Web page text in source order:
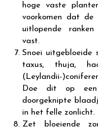
hoge vaste
voorkomen dat de
uitlopende
vast.
Snoei uitgebloeide
taxus, thuja,
(Leylandii-
Doe dit op
doorgeknipte
in het felle zonlicht.
Zet bloeiende